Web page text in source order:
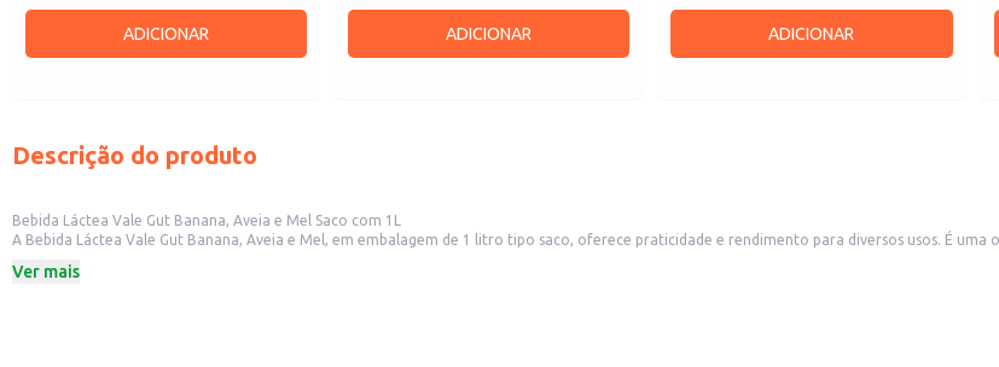
ADICIONAR ADICIONAR ADICIONAR
Descrição do produto
Bebida Láctea Vale Gut Banana, Aveia e Mel Saco com 1L
A Bebida Láctea Vale Gut Banana, Aveia e Mel, em embalagem de 1 litro tipo saco, oferece praticidade e rendimento para diversos usos. É uma opção versátil para estabelecimentos comerciais como restaurantes, lanchonetes e lojas
armazenamento.
Ver mais